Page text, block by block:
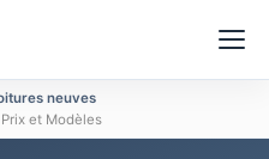
neuves
et Modèles